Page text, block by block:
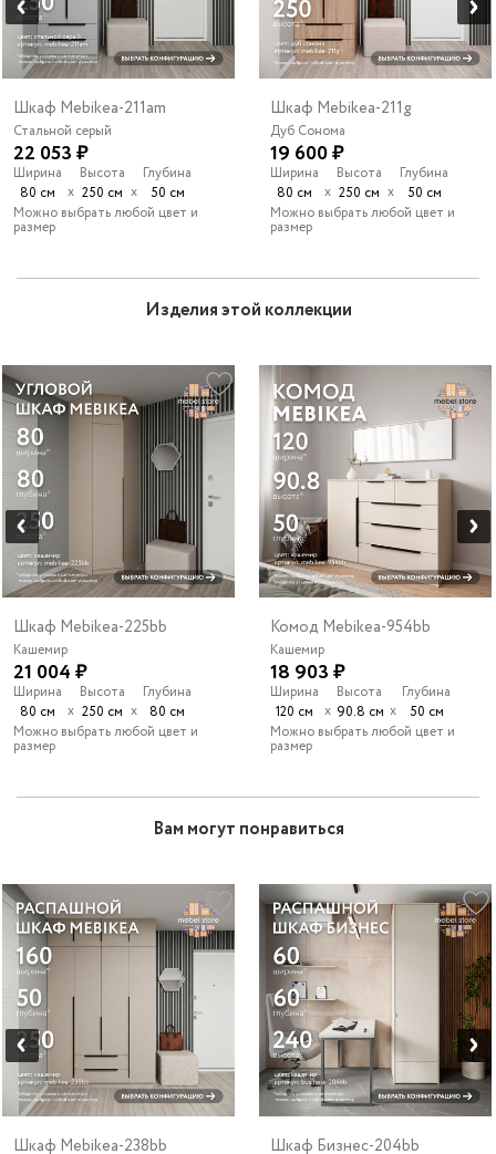
Шкаф Mebikea-211am
Стальной серый
22 053 ₽
Ширина
80 см
х
Высота
250 см х
Глубина
50 см
Можно выбрать любой цвет и
размер
Шкаф Mebikea-211g
Дуб Сонома
19 600 ₽
Ширина
80 см
х
Высота
250 см х
Глубина
50 см
Можно выбрать любой цвет и
размер
Изделия этой коллекции
Шкаф Mebikea-225bb
Кашемир
21 004 ₽
Ширина
80 см
х
Высота
250 см х
Глубина
80 см
Можно выбрать любой цвет и
размер
Комод Mebikea-954bb
Кашемир
18 903 ₽
Ширина
120 см
х
Высота
90.8 см х
Глубина
50 см
Можно выбрать любой цвет и
размер
Вам могут понравиться
Шкаф Mebikea-238bb Шкаф Бизнес-204bb